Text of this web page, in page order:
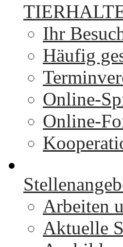
Ihr
Häufig
Online-
Online-
Arbeiten
Aktuelle